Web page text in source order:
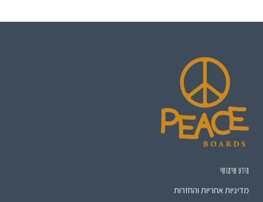
מידע שימושי
מדיניות אחריות והחזרות